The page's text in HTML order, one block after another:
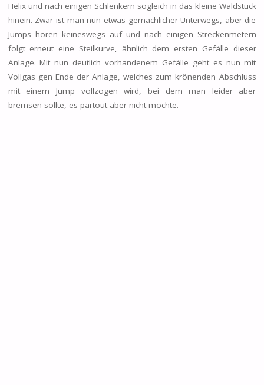
Helix und nach einigen Schlenkern sogleich in das kleine Waldstück
hinein. Zwar ist man nun etwas gemächlicher Unterwegs, aber die
Jumps hören keineswegs auf und nach einigen Streckenmetern
folgt erneut eine Steilkurve, ähnlich dem ersten Gefälle dieser
Anlage. Mit nun deutlich vorhandenem Gefälle geht es nun mit
Vollgas gen Ende der Anlage, welches zum krönenden Abschluss
mit einem Jump vollzogen wird, bei dem man leider aber
bremsen sollte, es partout aber nicht möchte.